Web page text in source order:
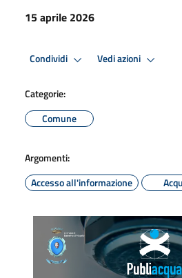
15 aprile 2026
Condividi Vedi azioni
Categorie:
Comune
Argomenti:
Accesso all'informazione